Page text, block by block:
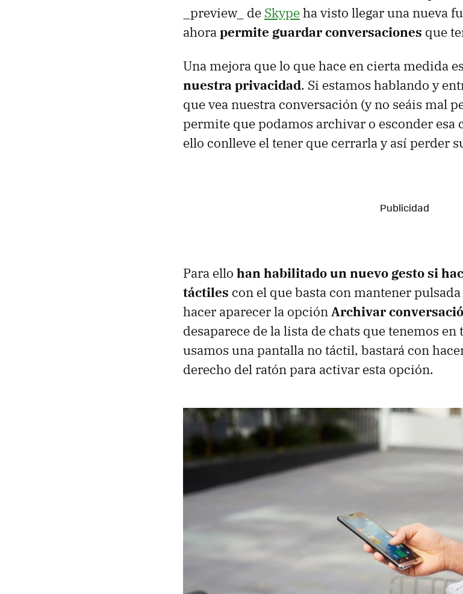
_preview_ de Skypeha visto llegar una nueva
ahorapermite guardar conversaciones que
Una mejora que lo que hace en cierta medida es
nuestra privacidad. Si estamos hablando y
que vea nuestra conversación (y no seáis mal
permite que podamos archivar o esconder esa
ello conlleve el tener que cerrarla y así perder
Para ello han habilitado un nuevo gesto si
táctiles con el que basta con mantener
hacer aparecer la opciónArchivar
desaparece de la lista de chats que tenemos
usamos una pantalla no táctil, bastará con
derecho del ratón para activar esta opción.